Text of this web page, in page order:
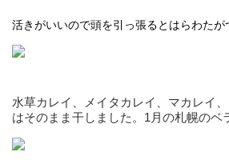
活きがいいので頭を引っ張るとはらわたが
水草カレイ、メイタカレイ、マカレイ
はそのまま干しました。1月の札幌のベ